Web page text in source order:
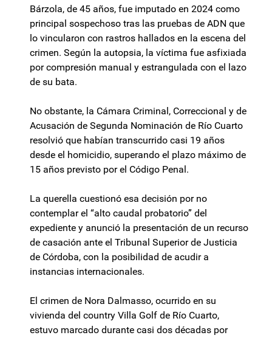
Bárzola, de 45 años, fue imputado en 2024 como
principal sospechoso tras las pruebas de ADN que
lo vincularon con rastros hallados en la escena del
crimen. Según la autopsia, la víctima fue asfixiada
por compresión manual y estrangulada con el lazo
de su bata.
No obstante, la Cámara Criminal, Correccional y de
Acusación de Segunda Nominación de Río Cuarto
resolvió que habían transcurrido casi 19 años
desde el homicidio, superando el plazo máximo de
15 años previsto por el Código Penal.
La querella cuestionó esa decisión por no
contemplar el “alto caudal probatorio” del
expediente y anunció la presentación de un recurso
de casación ante el Tribunal Superior de Justicia
de Córdoba, con la posibilidad de acudir a
instancias internacionales.
El crimen de Nora Dalmasso, ocurrido en su
vivienda del country Villa Golf de Río Cuarto,
estuvo marcado durante casi dos décadas por